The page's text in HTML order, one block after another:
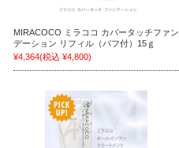
MIRACOCO ミラココ カバータッチファン
デーション リフィル（パフ付）15ｇ
¥4,364(税込 ¥4,800)